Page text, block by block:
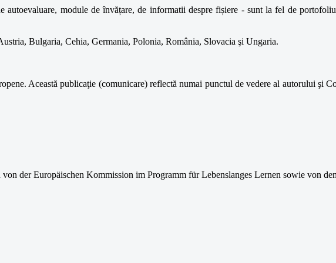
autoevaluare, module de învățare, de informatii despre fișiere - sunt la fel de
Bulgaria, Cehia, Germania, Polonia, România, Slovacia şi Ungaria.
Această publicaţie (comunicare) reflectă numai punctul de vedere al autorului şi
der Europäischen Kommission im Programm fürLebenslanges Lernen sowie von